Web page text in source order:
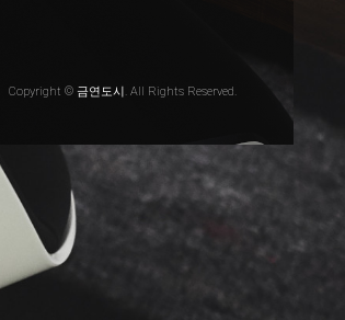
Copyright © 금연도시. All Rights Reserved.